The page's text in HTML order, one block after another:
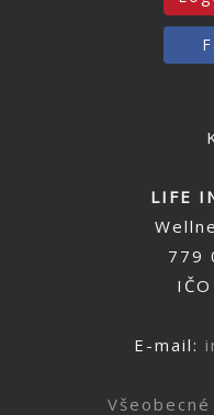
LIFE
779
E-mail: